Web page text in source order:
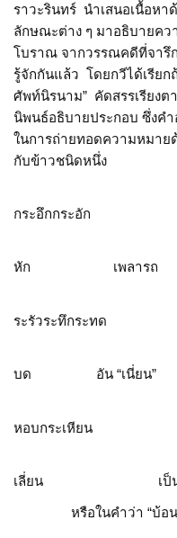
ราวะรินทร์ นำเสนอเนื้อห
ลักษณะต่าง ๆ มาอธิบายค
โบราณ จากวรรณคดีที่จารึ
รู้จักกันแล้ว โดยกวีได้เรียก
ศัพท์นิรนาม” คัดสรรเรียง
นิพนธ์อธิบายประกอบ ซึ่งค
ในการถ่ายทอดความหมายด้
กับข้าวชนิดหนึ่ง
เบิ่งโค้งปิ้
กระอึกกระอัก
บิดเกี้ยว
หัก เพลารถ
ฮากแตก
ระรัวระทึกระทด
แหลกแห
บด อัน “เนี่ยน”
แฮ่งเห็นแ
หอบกระเหียน
กล้ำก
เลี่ยน เป็น
หรือในคำว่า “บ้อน”